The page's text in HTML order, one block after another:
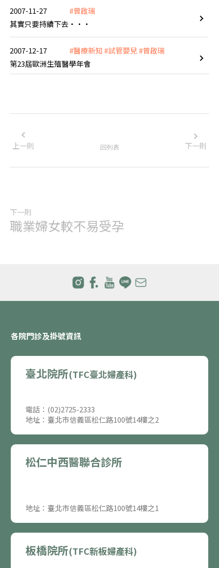
2007-11-27
#曾啟瑞
其實只要持續下去‧‧‧
2007-12-17 #醫療新知 #試管嬰兒 #曾啟瑞
第23屆歐洲生殖醫學年會
上一則 回列表 下一則
下一則
職業婦女較不易受孕
各院門診及掛號資訊
臺北院所(TFC臺北婦產科)
電話：(02)2725-2333
地址：臺北市信義區松仁路100號14樓之2
松仁中西醫聯合診所
地址：臺北市信義區松仁路100號14樓之1
板橋院所(TFC新板婦產科)